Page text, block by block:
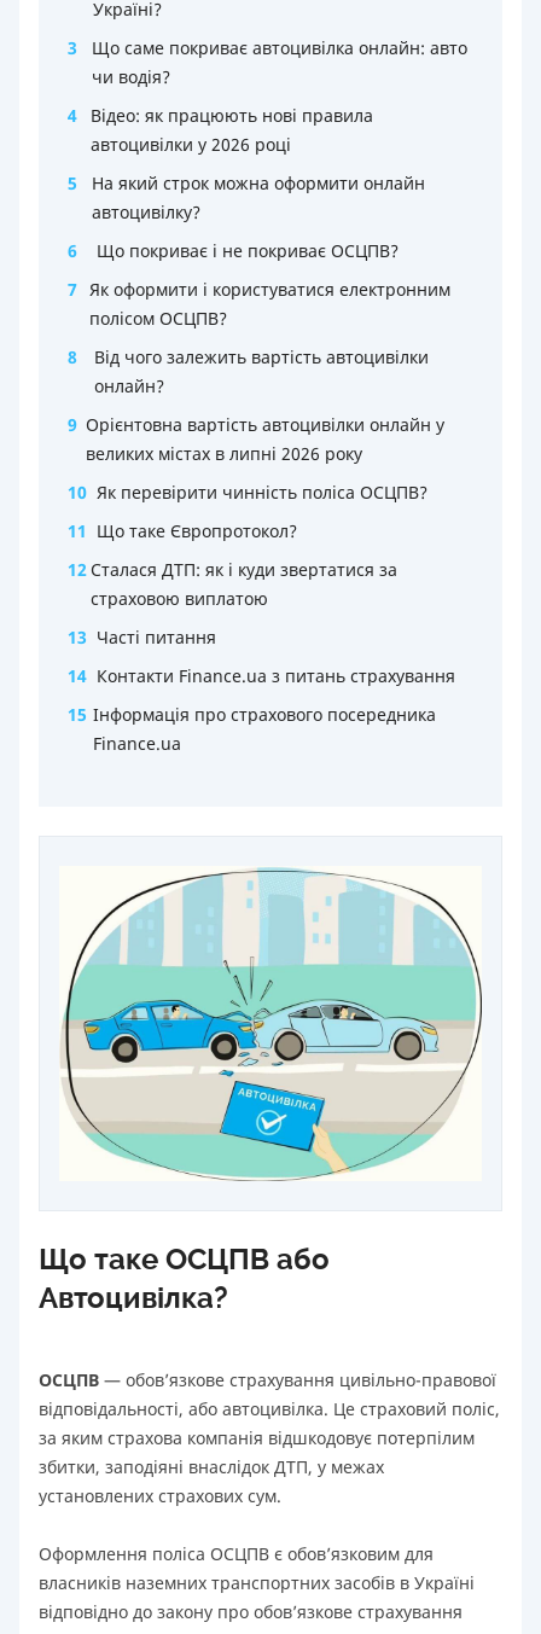
Україні?
3
Що саме покриває автоцивілка онлайн: авто
чи водія?
4
Відео: як працюють нові правила
автоцивілки у 2026 році
5
На який строк можна оформити онлайн
автоцивілку?
6
Що покриває і не покриває ОСЦПВ?
7 Як оформити і користуватися електронним
полісом ОСЦПВ?
8
Від чого залежить вартість автоцивілки
онлайн?
9 Орієнтовна вартість автоцивілки онлайн у
великих містах в липні 2026 року
10 Як перевірити чинність поліса ОСЦПВ?
11 Що таке Європротокол?
12Сталася ДТП: як і куди звертатися за
страховою виплатою
13 Часті питання
14 Контакти Finance.ua з питань страхування
15 Інформація про страхового посередника
Finance.ua
Що таке ОСЦПВ або
Автоцивілка?
ОСЦПВ — обов’язкове страхування цивільно-правової
відповідальності, або автоцивілка. Це страховий поліс,
за яким страхова компанія відшкодовує потерпілим
збитки, заподіяні внаслідок ДТП, у межах
установлених страхових сум.
Оформлення поліса ОСЦПВ є обов’язковим для
власників наземних транспортних засобів в Україні
відповідно до закону про обов’язкове страхування